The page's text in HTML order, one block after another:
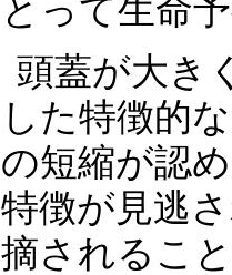
とって生命
頭蓋が大き
した特徴的
の短縮が認
特徴が見逃
摘されるこ